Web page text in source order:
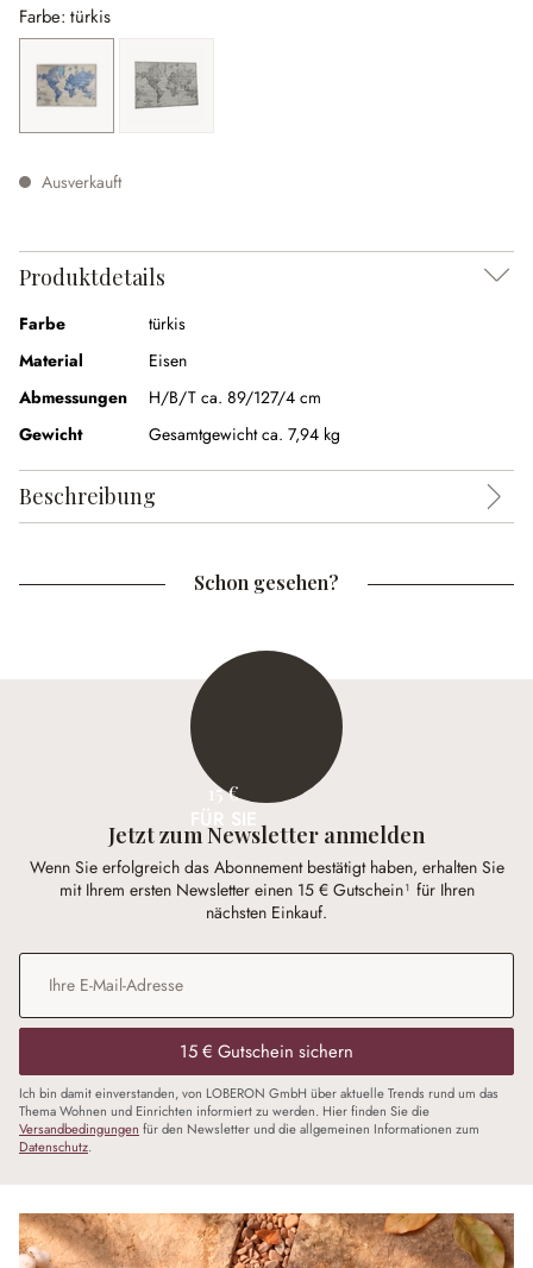
Farbe: türkis
türkis
(Diese Option ist zurzeit nicht verfügbar.)
weiß/schwarz
Ausverkauft
Produktdetails
Farbe
türkis
Material
Eisen
Abmessungen
H/B/T ca. 89/127/4 cm
Gewicht
Gesamtgewicht ca. 7,94 kg
Beschreibung
Schon gesehen?
15 €
Jetzt zum Newsletter anmelden
Wenn Sie erfolgreich das Abonnement bestätigt haben, erhalten Sie
mit Ihrem ersten Newsletter einen 15 € Gutschein¹ für Ihren
nächsten Einkauf.
E-Mail-Adresse
15 € Gutschein sichern
Ich bin damit einverstanden, von LOBERON GmbH über aktuelle Trends rund um das
Thema Wohnen und Einrichten informiert zu werden. Hier finden Sie die
Versandbedingungen für den Newsletter und die allgemeinen Informationen zum
Datenschutz.